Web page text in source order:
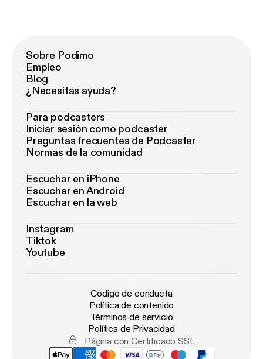
Sobre Podimo
Empleo
Blog
¿Necesitas ayuda?
Para podcasters
Iniciar sesión como podcaster
Preguntas frecuentes de Podcaster
Normas de la comunidad
Escuchar en iPhone
Escuchar en Android
Escuchar en la web
Instagram
Tiktok
Youtube
Código de conducta
Política de contenido
Términos de servicio
Política de Privacidad
Página con Certificado SSL